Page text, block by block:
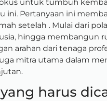
untuk tumbuh
ini. Pertanyaan ini
setelah . Mulai dari
hingga membangun
arahan dari tenaga
mitra utama dalam
harus